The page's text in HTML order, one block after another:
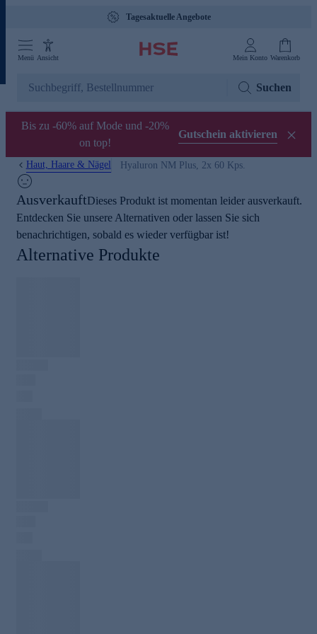
Tagesaktuelle Angebote
Menü Ansicht Mein Konto Warenkorb
Suchen
Bis zu -60% auf Mode und -20%
on top!
Gutschein aktivieren
Haut, Haare & Nägel Hyaluron NM Plus, 2x 60 Kps.
AusverkauftDieses Produkt ist momentan leider ausverkauft.
Entdecken Sie unsere Alternativen oder lassen Sie sich
benachrichtigen, sobald es wieder verfügbar ist!
Alternative Produkte